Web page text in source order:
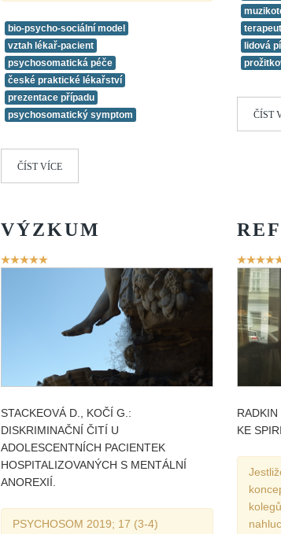
bio-psycho-sociální model
vztah lékař-pacient
psychosomatická péče
české praktické lékařství
prezentace případu
psychosomatický symptom
ČÍST VÍCE
lidová
ČÍST
VÝZKUM
Hodnocení
STACKEOVÁ D., KOČÍ G.:
DISKRIMINAČNÍ ČITÍ U
ADOLESCENTNÍCH PACIENTEK
HOSPITALIZOVANÝCH S MENTÁLNÍ
ANOREXIÍ.
PSYCHOSOM 2019; 17 (3-4)
uživatelů:
KE